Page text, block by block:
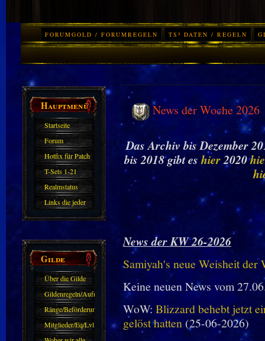
FORUMGOLD / FORUMREGELN TS³ DATEN / REGELN
Hauptmenü
Startseite
Forum
Hotfix für Patch
11.X
T-Sets 1-21
Realmstatus
Links die jeder
kennen sollte?!
Gilde
Über die Gilde
(DAW)
Gildenregeln/Aufnahme
Ränge/Beförderungen
Mitglieder/Eq/Lvl
News der Woche 2026
Das Archiv bis Dezember
bis 2018 gibt es hier2020
News der KW 26-2026
Samiyah's neue Weisheit der
Keine neuen News vom
WoW: Blizzard behebt jetzt
gelöst hatten(25-06-2026)